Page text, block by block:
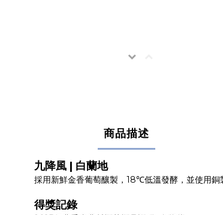
商品描述
九降風 | 白蘭地
採用新鮮金香葡萄釀製，18℃低溫發酵，並使用銅
得獎記錄